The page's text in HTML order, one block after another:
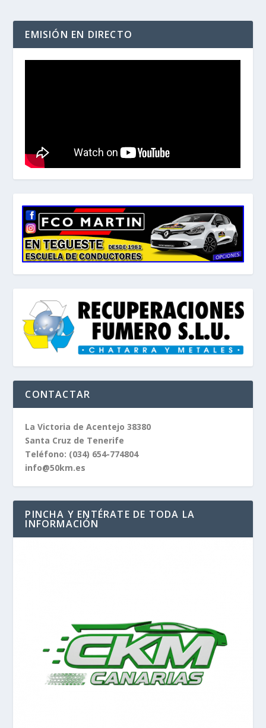
EMISIÓN EN DIRECTO
CONTACTAR
La Victoria de Acentejo 38380
Santa Cruz de Tenerife
Teléfono: (034) 654-774804
info@50km.es
PINCHA Y ENTÉRATE DE TODA LA
INFORMACIÓN